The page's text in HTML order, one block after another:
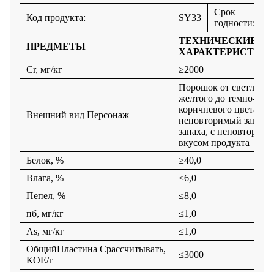
Код продукта: SY33
Срок
годности:
ПРЕДМЕТЫ
ТЕХНИЧЕСКИЕ
Cr, мг/кг
≥2000
Внешний вид Персонаж
Порошок от светло-
желтого до темно-
коричневого цвета;
неповторимый запах,
запаха, с
вкусом продукта
Белок, %
≥40,0
Влага, %
≤6,0
Пепел, %
≤8,0
пб, мг/кг ≤1,0
As, мг/кг
≤1,0
ОбщийПластина Срассчитывать,
КОЕ/г
≤3000